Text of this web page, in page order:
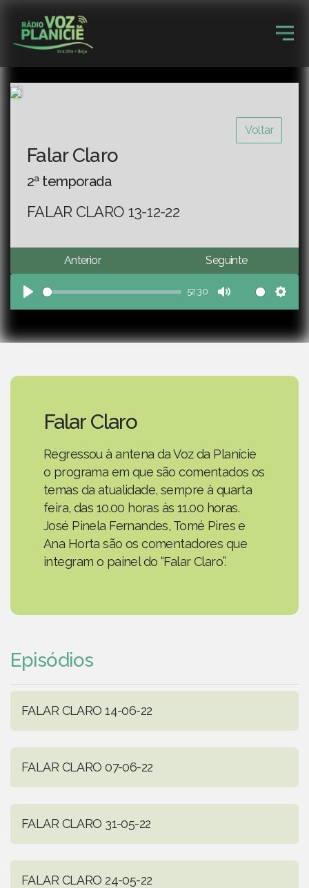
Voltar
Falar Claro
2ª temporada
FALAR CLARO 13-12-22
Anterior Seguinte
Play
52:30
Mute
Falar Claro
Regressou à antena da Voz da Planície
o programa em que são comentados os
temas da atualidade, sempre à quarta
feira, das 10.00 horas às 11.00 horas.
José Pinela Fernandes, Tomé Pires e
Ana Horta são os comentadores que
integram o painel do “Falar Claro”.
Episódios
FALAR CLARO 14-06-22
FALAR CLARO 07-06-22
FALAR CLARO 31-05-22
FALAR CLARO 24-05-22